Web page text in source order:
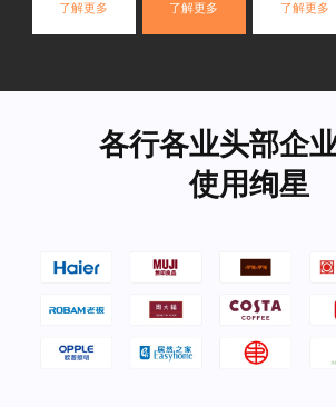
了解更多 了解更多 了解更多
各行各业头部企
使用绚星